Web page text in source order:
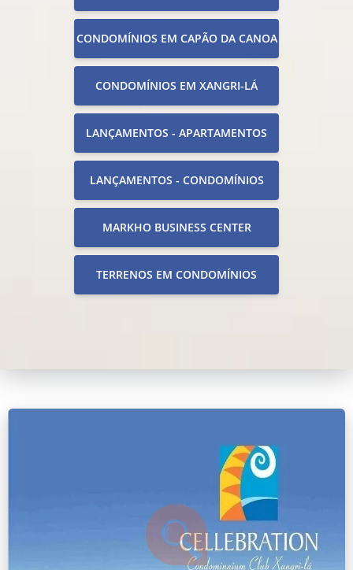
CONDOMÍNIOS EM CAPÃO DA CANOA
CONDOMÍNIOS EM XANGRI-LÁ
LANÇAMENTOS - APARTAMENTOS
LANÇAMENTOS - CONDOMÍNIOS
MARKHO BUSINESS CENTER
TERRENOS EM CONDOMÍNIOS